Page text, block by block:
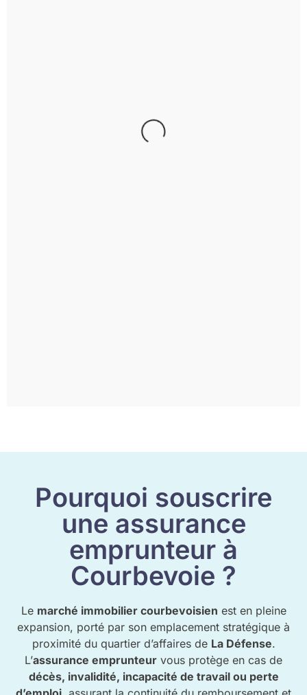
Pourquoi souscrire
une assurance
emprunteur à
Courbevoie ?
Le marché immobilier courbevoisien est en pleine
expansion, porté par son emplacement stratégique à
proximité du quartier d’affaires de La Défense.
L’assurance emprunteur vous protège en cas de
décès, invalidité, incapacité de travail ou perte